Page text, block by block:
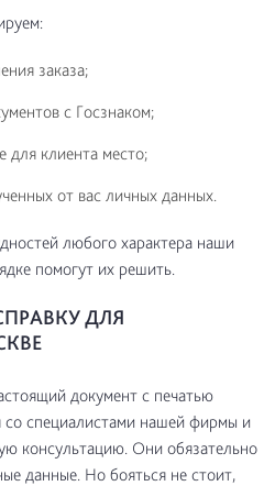
заказа;
с Госзнаком;
для клиента место;
от вас личных данных.
любого характера наши
помогут их решить.
ДЛЯ
документ с печатью
со специалистами нашей фирмы и
консультацию. Они обязательно
данные. Но бояться не стоит,